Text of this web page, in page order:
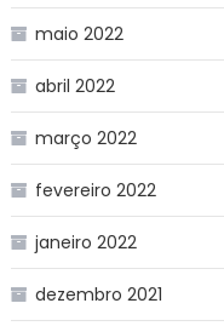
maio 2022
abril 2022
março 2022
fevereiro 2022
janeiro 2022
dezembro 2021